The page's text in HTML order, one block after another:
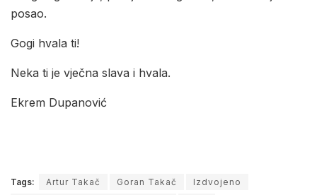
posao.
Gogi hvala ti!
Neka ti je vječna slava i hvala.
Ekrem Dupanović
Tags: Artur Takač Goran Takač
Izdvojeno